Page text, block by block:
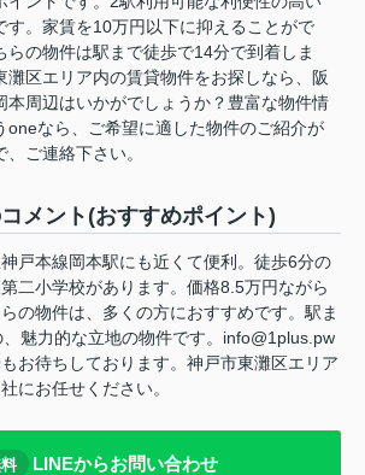
す。家賃を10万円以下に抑えることがで
らの物件は駅まで徒歩で14分で到着しま
灘区エリア内の賃貸物件をお探しなら、阪
本周辺はいかがでしょうか？豊富な物件情
oneなら、ご希望に適した物件のご紹介が
ご連絡下さい。
メント(おすすめポイント)
戸本線岡本駅にも近くて便利。徒歩6分の
二小学校があります。価格8.5万円ながら
の物件は、多くの方におすすめです。駅ま
魅力的な立地の物件です。info@1plus.pw
お待ちしております。神戸市東灘区エリア
にお任せください。
LINEからお問い合わせ